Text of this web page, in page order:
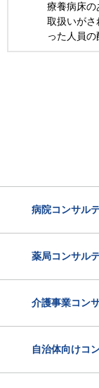
療養病床の
取扱いがさ
った人員の
病院コンサル
薬局コンサル
介護事業コン
自治体向けコ